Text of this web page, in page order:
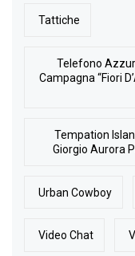
Tattiche
Telefono
Campagna “Fiori
Tempation
Giorgio Aurora
Urban Cowboy
Video Chat